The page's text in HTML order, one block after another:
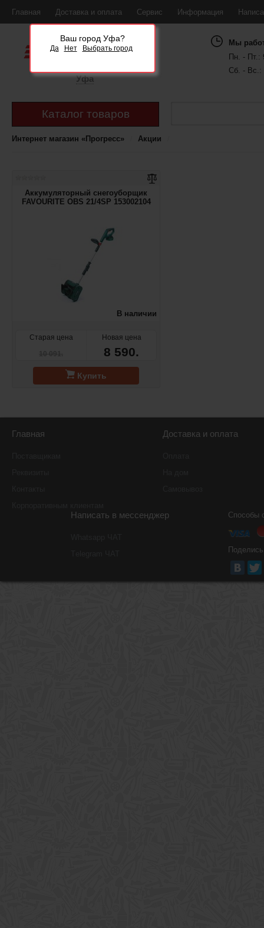
Главная Доставка и оплата Сервис Информация
Ваш город Уфа?
Да Нет Выбрать город
Уфа
Мы
Пн. - Пт.:
Сб. - Вс.:
Каталог товаров
Интернет магазин «Прогресс» Акции
Аккумуляторный снегоуборщик
FAVOURITE OBS 21/4SP 153002104
В наличии
Старая цена
Новая цена
8 590.
Купить
Главная Доставка и оплата
Написать в мессенджер Способы